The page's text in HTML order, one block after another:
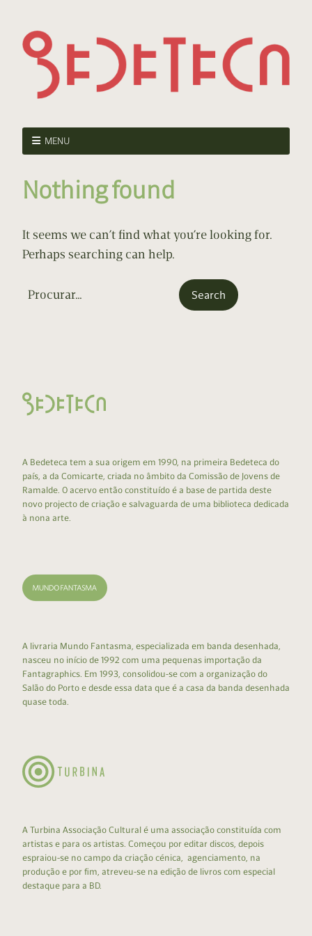
MENU
Nothing found
It seems we can’t find what you’re looking for.
Perhaps searching can help.
A Bedeteca tem a sua origem em 1990, na primeira Bedeteca do
país, a da Comicarte, criada no âmbito da Comissão de Jovens de
Ramalde. O acervo então constituído é a base de partida deste
novo projecto de criação e salvaguarda de uma biblioteca dedicada
à nona arte.
A livraria Mundo Fantasma, especializada em banda desenhada,
nasceu no início de 1992 com uma pequenas importação da
Fantagraphics. Em 1993, consolidou-se com a organização do
Salão do Porto e desde essa data que é a casa da banda desenhada
quase toda.
A Turbina Associação Cultural é uma associação constituída com
artistas e para os artistas. Começou por editar discos, depois
espraiou-se no campo da criação cénica, agenciamento, na
produção e por fim, atreveu-se na edição de livros com especial
destaque para a BD.